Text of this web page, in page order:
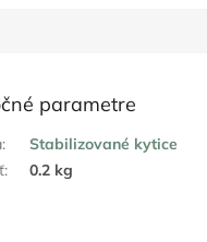
parametre
:
Stabilizované kytice
: 0.2 kg